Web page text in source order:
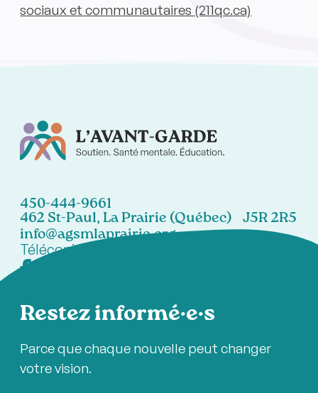
sociaux et communautaires (211qc.ca)
450-444-9661
462 St-Paul, La Prairie (Québec) J5R 2R5
info@agsmlaprairie.org
Télécopieur:
Restez informé·e·s
Parce que chaque nouvelle peut changer
votre vision.